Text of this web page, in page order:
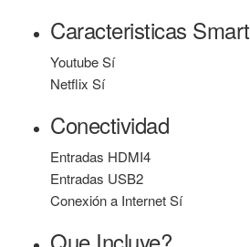
Caracteristicas Smart
YoutubeSí
Netflix Sí
Conectividad
Entradas HDMI4
Entradas USB2
Conexión a InternetSí